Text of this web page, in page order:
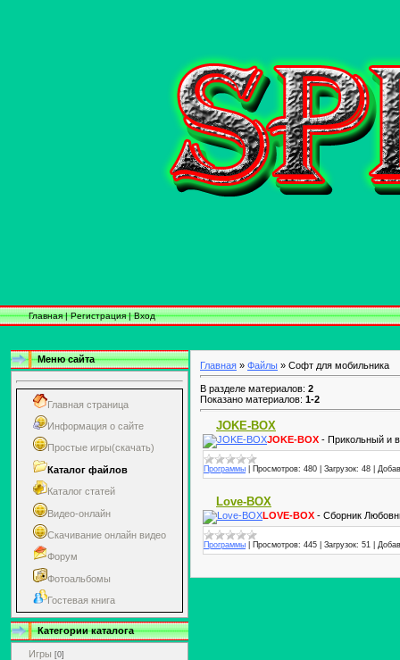
Главная|Регистрация|Вход
Меню сайта
Главная страница
Информация о сайте
Простые игры(скачать)
Каталог файлов
Каталог статей
Видео-онлайн
Скачивание онлайн видео
Форум
Фотоальбомы
Гостевая книга
Категории каталога
Игры [0]
Главная » Файлы » Софт для мобильника
В разделе материалов: 2
Показано материалов: 1-2
JOKE-BOX
JOKE-BOX - Прикольный и
Программы Просмотров: 480 Загрузок: 48
Love-BOX
LOVE-BOX - Сборник
Программы Просмотров: 445 Загрузок: 51